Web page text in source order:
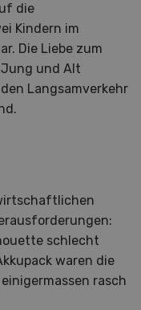
die
Kindern im
Die Liebe zum
und Alt
Langsamverkehr
schlecht
waren die
rasch